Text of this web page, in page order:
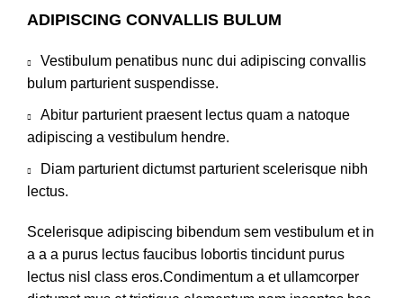
ADIPISCING CONVALLIS BULUM
Vestibulum penatibus nunc dui adipiscing convallis
bulum parturient suspendisse.
Abitur parturient praesent lectus quam a natoque
adipiscing a vestibulum hendre.
Diam parturient dictumst parturient scelerisque nibh
lectus.
Scelerisque adipiscing bibendum sem vestibulum et in
a a a purus lectus faucibus lobortis tincidunt purus
lectus nisl class eros.Condimentum a et ullamcorper